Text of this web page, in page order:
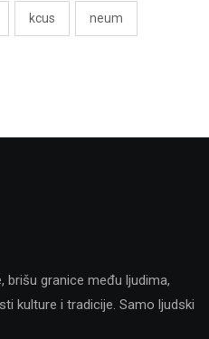
kcus neum
brišu granice među ljudima,
kulture i tradicije. Samo ljudski